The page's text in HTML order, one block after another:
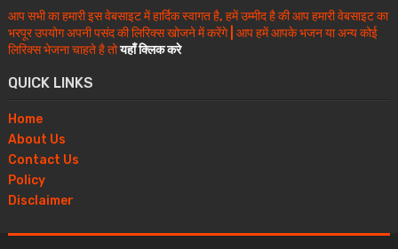
आप सभी का हमारी इस वेबसाइट में हार्दिक स्वागत है, हमें उम्मीद है की आप हमारी वेबसाइट का
भरपूर उपयोग अपनी पसंद की लिरिक्स खोजने में करेंगे | आप हमें आपके भजन या अन्य कोई
लिरिक्स भेजना चाहते है तोयहाँ क्लिक करे
QUICK LINKS
Home
About Us
Contact Us
Policy
Disclaimer